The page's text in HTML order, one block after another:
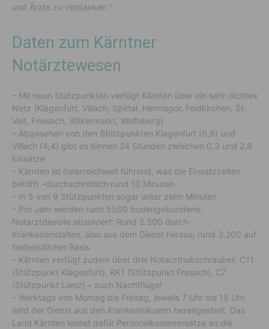
und Ärzte zu verdanken.“
Daten zum Kärntner
Notärztewesen
– Mit neun Stützpunkten verfügt Kärnten über ein sehr dichtes
Netz (Klagenfurt, Villach, Spittal, Hermagor, Feldkirchen, St.
Veit, Friesach, Völkermarkt, Wolfsberg)
– Abgesehen von den Stützpunkten Klagenfurt (6,9) und
Villach (4,4) gibt es binnen 24 Stunden zwischen 0,3 und 2,8
Einsätze
– Kärnten ist österreichweit führend, was die Einsatzzeiten
betrifft –durchschnittlich rund 10 Minuten
– In 5 von 9 Stützpunkten sogar unter zehn Minuten
– Pro Jahr werden rund 5500 bodengebundene
Notarztdienste absolviert: Rund 2.300 durch
Krankenanstalten, also aus dem Dienst heraus; rund 3.200 auf
freiberuflicher Basis.
– Kärnten verfügt zudem über drei Notarzthubschrauber: C11
(Stützpunkt Klagenfurt), RK1 (Stützpunkt Fresach), C7
(Stützpunkt Lienz) – auch Nachtflüge!
– Werktags von Montag bis Freitag, jeweils 7 Uhr bis 15 Uhr,
wird der Dienst aus den Krankenhäusern bereitgestellt. Das
Land Kärnten leistet dafür Personalkostenersätze an die